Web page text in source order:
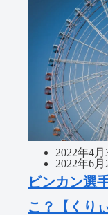
2022年4月
2022年6月
ビンカン選
こ？【くり